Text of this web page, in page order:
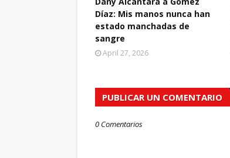
Díaz: Mis manos nunca han
estado manchadas de
sangre
April 27, 2026
PUBLICAR UN COMENTARIO
0 Comentarios